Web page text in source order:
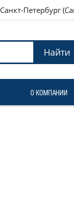
Санкт-Петербург (Санкт-
Найти
О КОМПАНИИ